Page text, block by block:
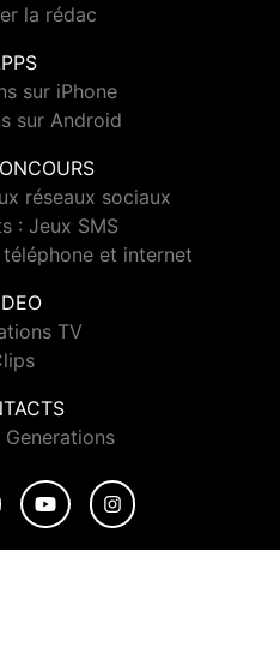
la rédac
sur iPhone
sur Android
réseaux sociaux
: Jeux SMS
et internet
TV